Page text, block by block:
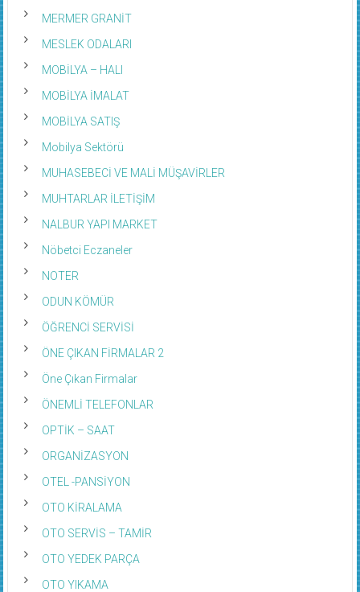
MERMER GRANİT
MESLEK ODALARI
MOBİLYA – HALI
MOBİLYA İMALAT
MOBİLYA SATIŞ
Mobilya Sektörü
MUHASEBECİ VE MALİ MÜŞAVİRLER
MUHTARLAR İLETİŞİM
NALBUR YAPI MARKET
Nöbetci Eczaneler
NOTER
ODUN KÖMÜR
ÖĞRENCİ SERVİSİ
ÖNE ÇIKAN FİRMALAR 2
Öne Çıkan Firmalar
ÖNEMLİ TELEFONLAR
OPTİK – SAAT
ORGANİZASYON
OTEL -PANSİYON
OTO KİRALAMA
OTO SERVİS – TAMİR
OTO YEDEK PARÇA
OTO YIKAMA